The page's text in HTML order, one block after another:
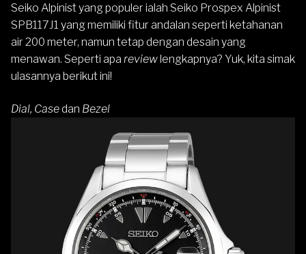
Seiko Alpinist yang populer ialah Seiko Prospex Alpinist
SPB117J1 yang memiliki fitur andalan seperti ketahanan
air 200 meter, namun tetap dengan desain yang
menawan. Seperti apa reviewlengkapnya? Yuk, kita simak
ulasannya berikut ini!
Dial, Casedan Bezel